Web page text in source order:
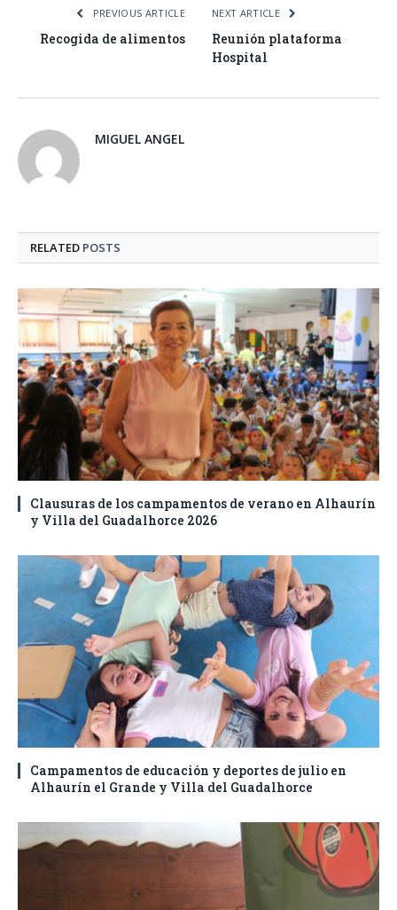
PREVIOUS ARTICLE
Recogida de alimentos
NEXT ARTICLE
Reunión plataforma
Hospital
MIGUEL ANGEL
RELATED POSTS
Clausuras de los campamentos de verano en Alhaurín
y Villa del Guadalhorce 2026
Campamentos de educación y deportes de julio en
Alhaurín el Grande y Villa del Guadalhorce